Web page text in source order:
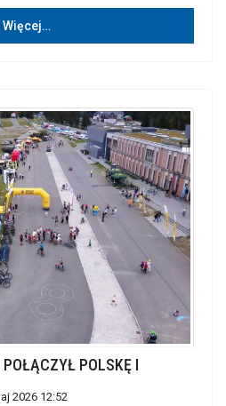
Więcej…
POŁĄCZYŁ POLSKĘ I
2026 12:52